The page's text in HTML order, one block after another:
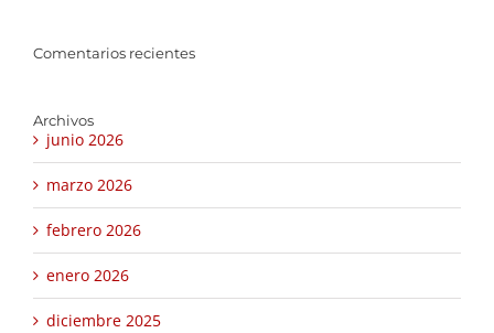
Comentarios recientes
Archivos
junio 2026
marzo 2026
febrero 2026
enero 2026
diciembre 2025